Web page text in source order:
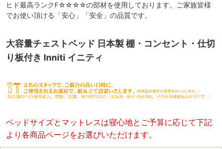
ヒド最高ランクF☆☆☆☆の部材を使用しております。ご家族皆様
でお使い頂ける「安心」「安全」の品質です。
大容量チェストベッド 日本製 棚・コンセント・仕切
り板付き Inniti イニティ
ベッドサイズとマットレスは寝心地とご予算に応じて下記
より各商品ページをお選びいただけます。